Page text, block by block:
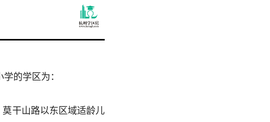
的学区为：
干山路以东区域适龄儿